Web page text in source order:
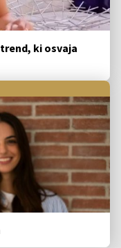
ki osvaja